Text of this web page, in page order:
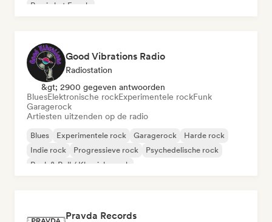
Rap in het Engels
Good Vibrations Radio
Radiostation
&gt; 2900 gegeven antwoorden
BluesElektronische rockExperimentele rockFunk
Garagerock
Artiesten uitzenden op de radio
Blues Experimentele rock Garagerock
Harde rock
Indie rock
Progressieve rock
Psychedelische rock
Rock & Roll / Klassieke rock
Pravda Records